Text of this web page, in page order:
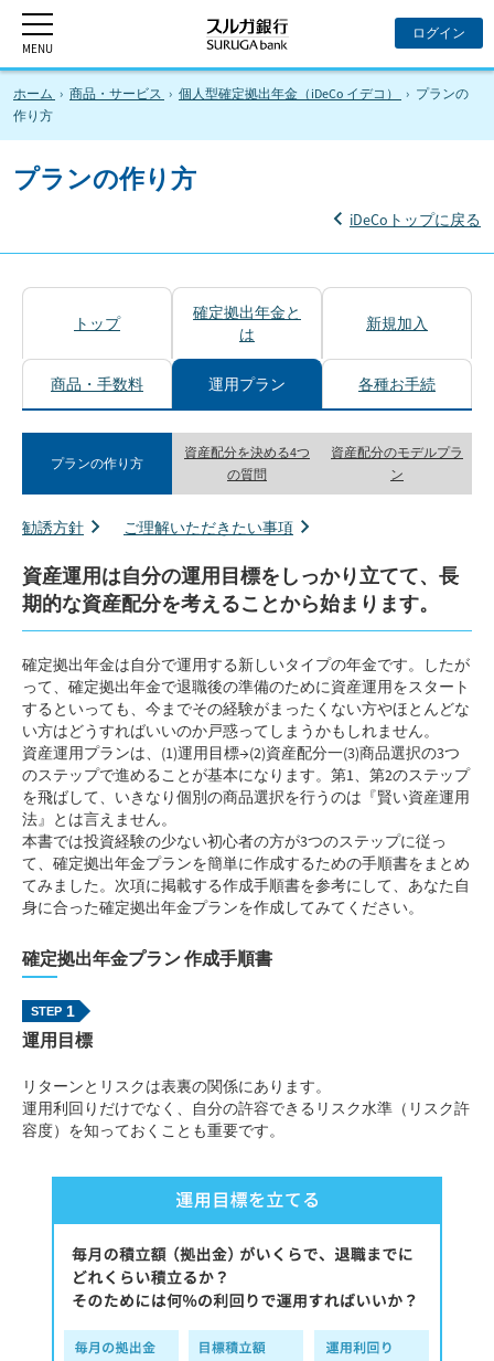
ホーム 商品・サービス 個人型確定拠出年金（iDeCo イデコ）
プランの
作り方
プランの作り方
iDeCoトップに戻る
トップ
確定拠出年金と
は
新規加入
商品・手数料 運用プラン 各種お手続
プランの作り方
資産配分を決める4つ
の質問
資産配分のモデルプラ
ン
勧誘方針 ご理解いただきたい事項
資産運用は自分の運用目標をしっかり立てて、長
期的な資産配分を考えることから始まります。
確定拠出年金は自分で運用する新しいタイプの年金です。したが
って、確定拠出年金で退職後の準備のために資産運用をスタート
するといっても、今までその経験がまったくない方やほとんどな
い方はどうすればいいのか戸惑ってしまうかもしれません。
資産運用プランは、(1)運用目標→(2)資産配分一(3)商品選択の3つ
のステップで進めることが基本になります。第1、第2のステップ
を飛ばして、いきなり個別の商品選択を行うのは『賢い資産運用
法』とは言えません。
本書では投資経験の少ない初心者の方が3つのステップに従っ
て、確定拠出年金プランを簡単に作成するための手順書をまとめ
てみました。次項に掲載する作成手順書を参考にして、あなた自
身に合った確定拠出年金プランを作成してみてください。
確定拠出年金プラン 作成手順書
1
運用目標
リターンとリスクは表裏の関係にあります。
運用利回りだけでなく、自分の許容できるリスク水準（リスク許
容度）を知っておくことも重要です。